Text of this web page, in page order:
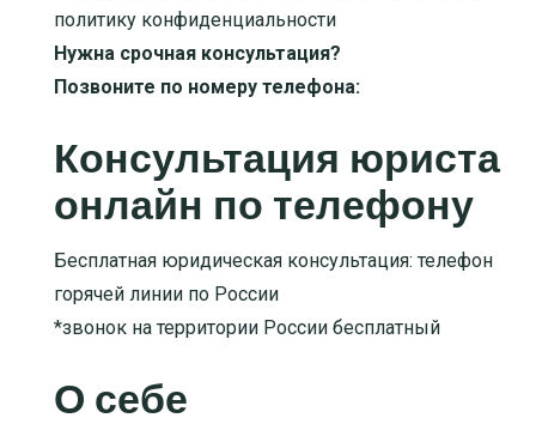
политику конфиденциальности
Нужна срочная консультация?
Позвоните по номеру телефона:
Консультация юриста
онлайн по телефону
Бесплатная юридическая консультация: телефон
горячей линии по России
*звонок на территории России бесплатный
О себе